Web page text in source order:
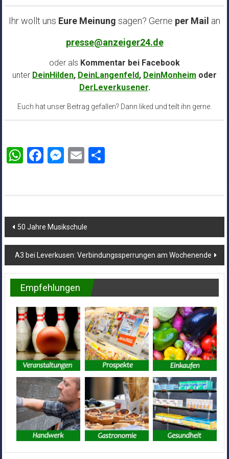
Ihr wollt uns Eure Meinung sagen? Gerne per Mail an
presse@anzeiger24.de
oder als Kommentar bei Facebook
unter DeinHilden, DeinLangenfeld, DeinMonheim oder
DerLeverkusener.
Euch hat unser Beitrag gefallen? Dann liked und teilt ihn gerne.
WhatsApp
Facebook
Messenger
EmailTeilen
Beitragsnavigation
50 Jahre Musikschule
A3 bei Leverkusen: Verbindungssperrungen am Wochenende
Empfehlungen